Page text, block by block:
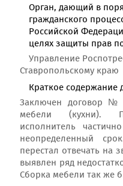
Орган, дающий в
гражданского
Российской
целях защиты прав
Управление
Ставропольскому краю
Краткое содержание
Заключен договор №
мебели (кухни).
исполнитель
неопределенный
перестал отвечать на
выявлен ряд
Сборка мебели так же